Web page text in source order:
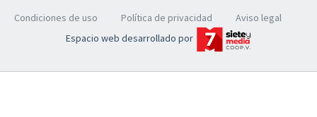
Condiciones de uso Política de privacidad
Aviso legal
Espacio web desarrollado por